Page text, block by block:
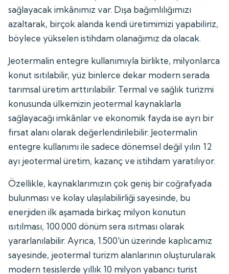
sağlayacak imkânımız var. Dışa bağımlılığımızı
azaltarak, birçok alanda kendi üretimimizi yapabiliriz,
böylece yükselen istihdam olanağımız da olacak.
Jeotermalin entegre kullanımıyla birlikte, milyonlarca
konut ısıtılabilir, yüz binlerce dekar modern serada
tarımsal üretim arttırılabilir. Termal ve sağlık turizmi
konusunda ülkemizin jeotermal kaynaklarla
sağlayacağı imkânlar ve ekonomik fayda ise ayrı bir
fırsat alanı olarak değerlendirilebilir. Jeotermalin
entegre kullanımı ile sadece dönemsel değil yılın 12
ayı jeotermal üretim, kazanç ve istihdam yaratılıyor.
Özellikle, kaynaklarımızın çok geniş bir coğrafyada
bulunması ve kolay ulaşılabilirliği sayesinde, bu
enerjiden ilk aşamada birkaç milyon konutun
ısıtılması, 100.000 dönüm sera ısıtması olarak
yararlanılabilir. Ayrıca, 1.500'ün üzerinde kaplıcamız
sayesinde, jeotermal turizm alanlarının oluşturularak
modern tesislerde yıllık 10 milyon yabancı turist